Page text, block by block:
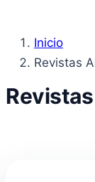
Inicio
Revistas